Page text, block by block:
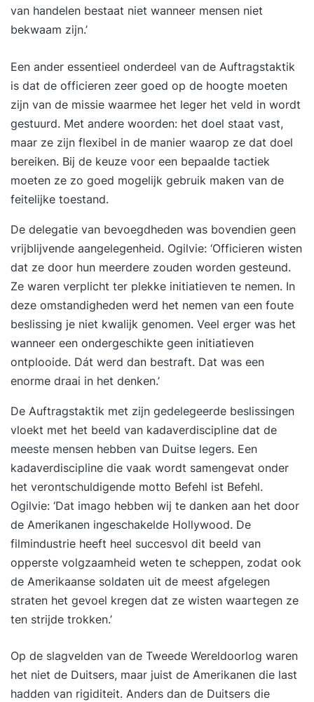
van handelen bestaat niet wanneer mensen niet
bekwaam zijn.’
Een ander essentieel onderdeel van de Auftragstaktik
is dat de officieren zeer goed op de hoogte moeten
zijn van de missie waarmee het leger het veld in wordt
gestuurd. Met andere woorden: het doel staat vast,
maar ze zijn flexibel in de manier waarop ze dat doel
bereiken. Bij de keuze voor een bepaalde tactiek
moeten ze zo goed mogelijk gebruik maken van de
feitelijke toestand.
De delegatie van bevoegdheden was bovendien geen
vrijblijvende aangelegenheid. Ogilvie: ‘Officieren wisten
dat ze door hun meerdere zouden worden gesteund.
Ze waren verplicht ter plekke initiatieven te nemen. In
deze omstandigheden werd het nemen van een foute
beslissing je niet kwalijk genomen. Veel erger was het
wanneer een ondergeschikte geen initiatieven
ontplooide. Dát werd dan bestraft. Dat was een
enorme draai in het denken.’
De Auftragstaktik met zijn gedelegeerde beslissingen
vloekt met het beeld van kadaverdiscipline dat de
meeste mensen hebben van Duitse legers. Een
kadaverdiscipline die vaak wordt samengevat onder
het verontschuldigende motto Befehl ist Befehl.
Ogilvie: ‘Dat imago hebben wij te danken aan het door
de Amerikanen ingeschakelde Hollywood. De
filmindustrie heeft heel succesvol dit beeld van
opperste volgzaamheid weten te scheppen, zodat ook
de Amerikaanse soldaten uit de meest afgelegen
straten het gevoel kregen dat ze wisten waartegen ze
ten strijde trokken.’
Op de slagvelden van de Tweede Wereldoorlog waren
het niet de Duitsers, maar juist de Amerikanen die last
hadden van rigiditeit. Anders dan de Duitsers die